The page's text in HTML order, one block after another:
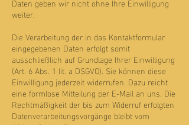
weiter.
Die Verarbeitung der in das Kontaktformular
eingegebenen Daten erfolgt somit
ausschließlich auf Grundlage Ihrer Einwilligung
(Art. 6 Abs. 1 lit. a DSGVO). Sie können diese
Einwilligung jederzeit widerrufen. Dazu reicht
eine formlose Mitteilung per E-Mail an uns. Die
Rechtmäßigkeit der bis zum Widerruf erfolgten
Datenverarbeitungsvorgänge bleibt vom